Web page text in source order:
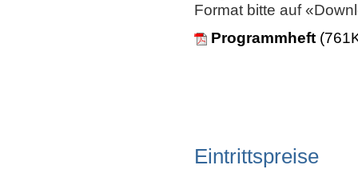
Format bitte auf
Programmheft (
Eintrittspreise